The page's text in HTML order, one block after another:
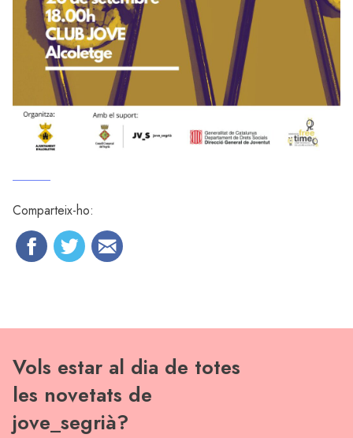
Comparteix-ho:
Vols estar al dia de totes
les novetats de
jove_segrià?